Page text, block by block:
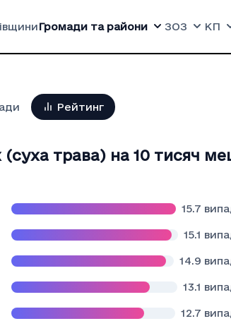
Громади та райони ЗОЗ КП
Рейтинг
трава) на 10 тисяч
15.7
15.1
14.9
13.1
12.7